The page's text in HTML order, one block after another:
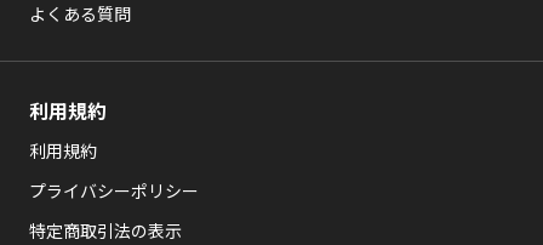
よくある質問
利用規約
利用規約
プライバシーポリシー
特定商取引法の表示